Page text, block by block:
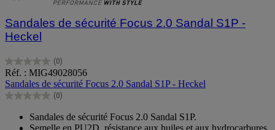
Sandales de sécurité Focus 2.0 Sandal S1P -
Heckel
(0)
0.0
sur
5
étoiles.
Réf. : MIG49028056
Sandales de sécurité Focus 2.0 Sandal S1P - Heckel
(0)
0.0
Sandales de sécurité Focus 2.0 Sandal S1P.
Semelle en PU2D, résistance aux huiles et aux hydrocarbures,